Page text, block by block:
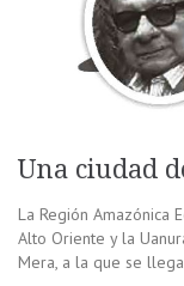
Una ciudad
La Región Amazónica
Alto Oriente y la
Mera, a la que se